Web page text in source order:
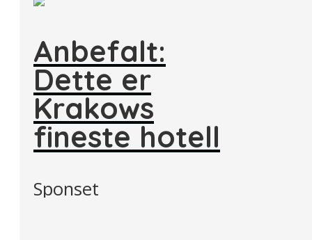
Anbefalt:
Dette er
Krakows
fineste hotell
Sponset